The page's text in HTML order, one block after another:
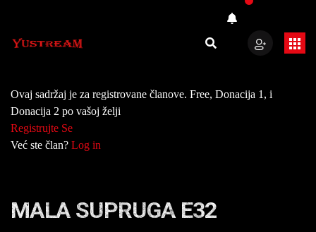
Ovaj sadržaj je za registrovane članove. Free, Donacija 1, i
Donacija 2 po vašoj želji
Registrujte Se
Već ste član? Log in
MALA SUPRUGA E32